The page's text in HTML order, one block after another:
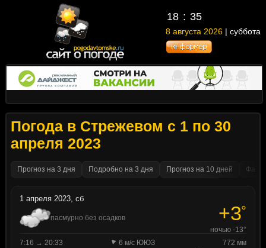
18 35
8 августа 2026 | суббота
Погода в Стрежевом с 1 по 30
апреля 2023
Прогноз на 3 дня Подробно на 3 дня Прогноз на 10 дней
1 апреля 2023, сб
пасмурно без осадков +3°
ночью -13°
7:16 → 20:33
6 м/с ЮЮЗ
772 мм